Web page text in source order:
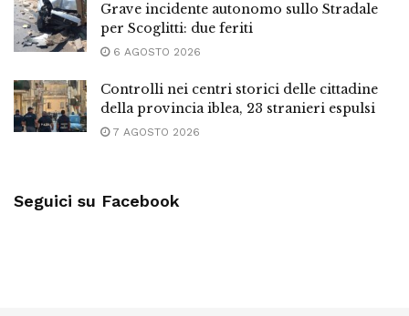
Grave incidente autonomo sullo Stradale
per Scoglitti: due feriti
6 AGOSTO 2026
Controlli nei centri storici delle cittadine
della provincia iblea, 23 stranieri espulsi
7 AGOSTO 2026
Seguici su Facebook